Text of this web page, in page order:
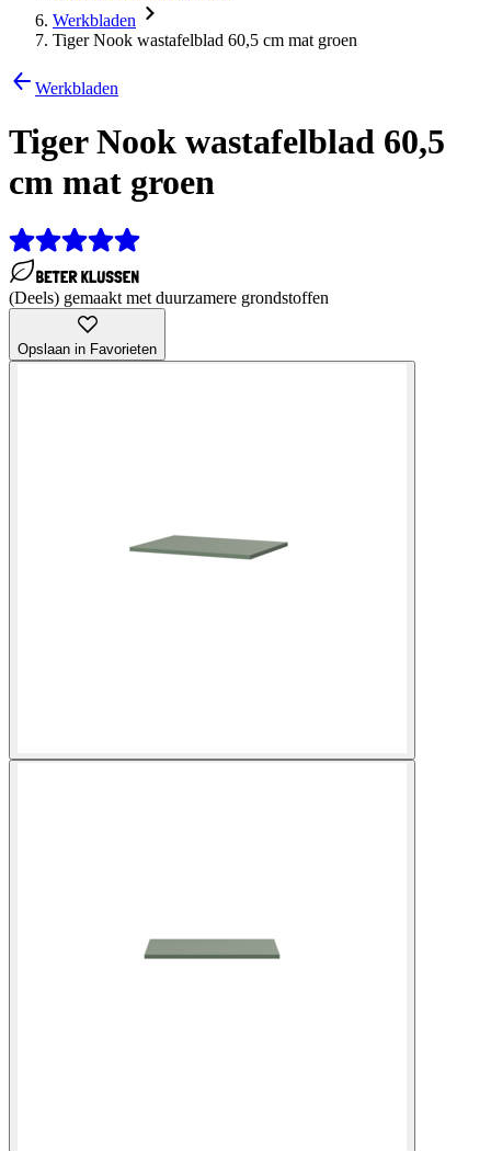
Werkbladen
Tiger Nook wastafelblad 60,5 cm mat groen
Werkbladen
Tiger Nook wastafelblad 60,5
cm mat groen
(Deels) gemaakt met duurzamere grondstoffen
Opslaan in Favorieten